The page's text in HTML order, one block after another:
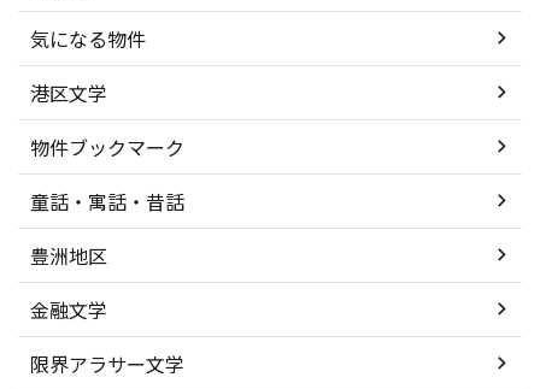
気になる物件
港区文学
物件ブックマーク
童話・寓話・昔話
豊洲地区
金融文学
限界アラサー文学